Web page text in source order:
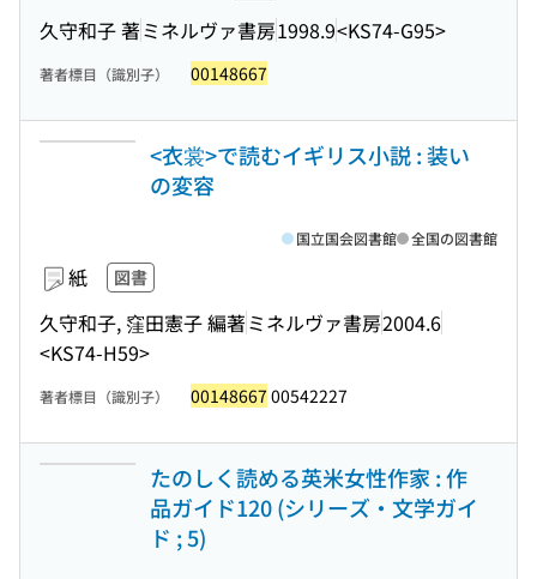
久守和子 著ミネルヴァ書房1998.9<KS74-G95>
著者標目（識別子） 00148667
<衣裳>で読むイギリス小説 : 装い
の変容
紙 図書
久守和子, 窪田憲子 編著ミネルヴァ書房2004.6
<KS74-H59>
国立国会図書館 全国の図書館
著者標目（識別子） 00148667 00542227
たのしく読める英米女性作家 : 作
品ガイド120 (シリーズ・文学ガイ
ド ; 5)